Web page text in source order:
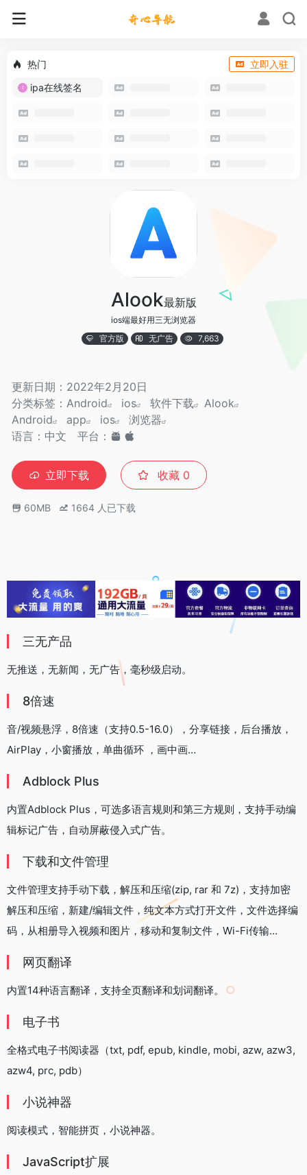
热门
立即入驻
ipa在线签名
Alook最新版
ios端最好用三无浏览器
官方版
无广告 7,663
更新日期：2022年2月20日
分类标签： Android ios 软件下载
Alook
Android
app ios
浏览器
语言：中文
平台：
立即下载 收藏 0
60MB 1664 人已下载
三无产品
无推送，无新闻，无广告，毫秒级启动。
8倍速
音/视频悬浮，8倍速（支持0.5-16.0），分享链接，后台播放，
AirPlay，小窗播放，单曲循环 ，画中画…
Adblock Plus
内置Adblock Plus，可选多语言规则和第三方规则，支持手动编
辑标记广告，自动屏蔽侵入式广告。
下载和文件管理
文件管理支持手动下载，解压和压缩(zip, rar 和 7z)，支持加密
解压和压缩，新建/编辑文件，纯文本方式打开文件，文件选择编
码，从相册导入视频和图片，移动和复制文件，Wi-Fi传输…
网页翻译
内置14种语言翻译，支持全页翻译和划词翻译。
电子书
全格式电子书阅读器（txt, pdf, epub, kindle, mobi, azw, azw3,
azw4, prc, pdb）
小说神器
阅读模式，智能拼页，小说神器。
JavaScript扩展